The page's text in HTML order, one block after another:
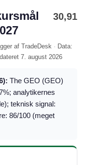
30,91
af TradeDesk · Data:
7. august 2026
The GEO (GEO)
analytikernes
teknisk signal:
86/100 (meget